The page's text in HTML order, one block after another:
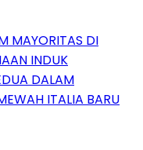
MAYORITAS DI
INDUK
DALAM
ITALIA BARU